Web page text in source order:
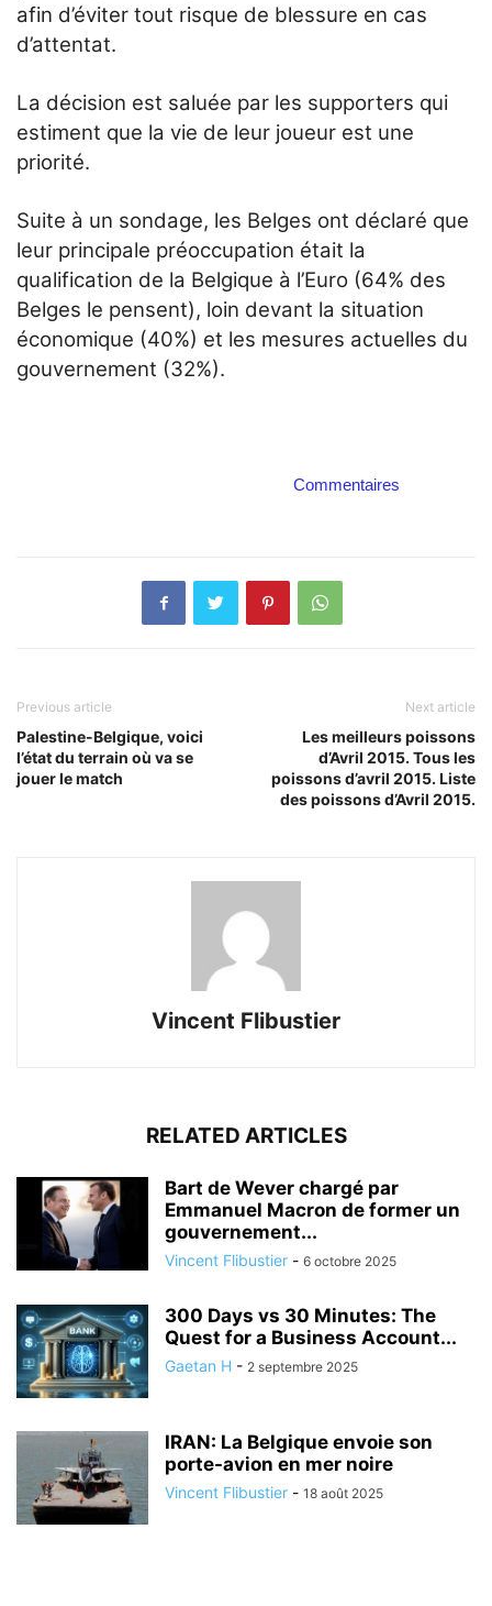
afin d’éviter tout risque de blessure en cas
d’attentat.
La décision est saluée par les supporters qui
estiment que la vie de leur joueur est une
priorité.
Suite à un sondage, les Belges ont déclaré que
leur principale préoccupation était la
qualification de la Belgique à l’Euro (64% des
Belges le pensent), loin devant la situation
économique (40%) et les mesures actuelles du
gouvernement (32%).
Commentaires
Previous article
Palestine-Belgique, voici
l’état du terrain où va se
jouer le match
Next article
Les meilleurs poissons
d’Avril 2015. Tous les
poissons d’avril 2015. Liste
des poissons d’Avril 2015.
Vincent Flibustier
RELATED ARTICLES
Bart de Wever chargé par
Emmanuel Macron de former un
gouvernement...
Vincent Flibustier - 6 octobre 2025
300 Days vs 30 Minutes: The
Quest for a Business Account...
Gaetan H - 2 septembre 2025
IRAN: La Belgique envoie son
porte-avion en mer noire
Vincent Flibustier - 18 août 2025